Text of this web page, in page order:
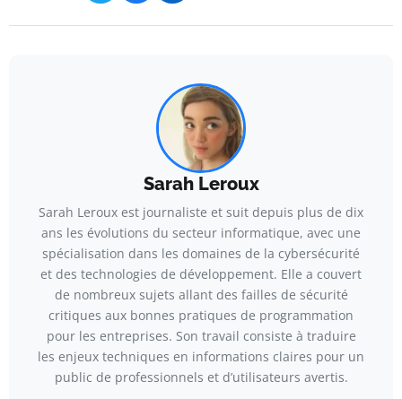
Sarah Leroux
Sarah Leroux est journaliste et suit depuis plus de dix
ans les évolutions du secteur informatique, avec une
spécialisation dans les domaines de la cybersécurité
et des technologies de développement. Elle a couvert
de nombreux sujets allant des failles de sécurité
critiques aux bonnes pratiques de programmation
pour les entreprises. Son travail consiste à traduire
les enjeux techniques en informations claires pour un
public de professionnels et d’utilisateurs avertis.